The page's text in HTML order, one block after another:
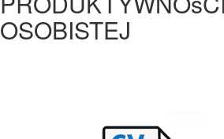
OSOBISTEJ